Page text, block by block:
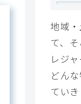
地域
て、
レジ
どん
ていき